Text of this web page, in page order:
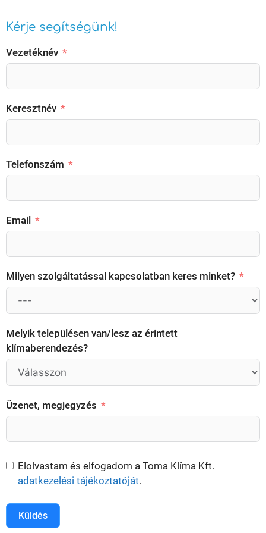
Kérje segítségünk!
Vezetéknév
Keresztnév
Telefonszám
Email
Milyen szolgáltatással kapcsolatban keres minket?
Melyik településen van/lesz az érintett
klímaberendezés?
Üzenet, megjegyzés
Elolvastam és elfogadom a Toma Klíma Kft.
adatkezelési tájékoztatóját.
Küldés